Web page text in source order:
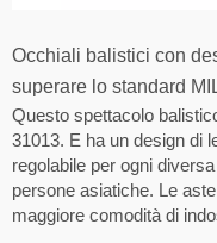
Occhiali balistici con
superare lo standard
Questo spettacolo
31013. E ha un design di
regolabile per ogni
persone asiatiche. Le
maggiore comodità di